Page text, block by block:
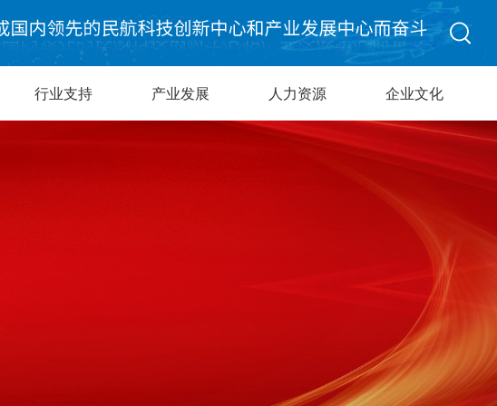
行业支持 产业发展 人力资源 企业文化